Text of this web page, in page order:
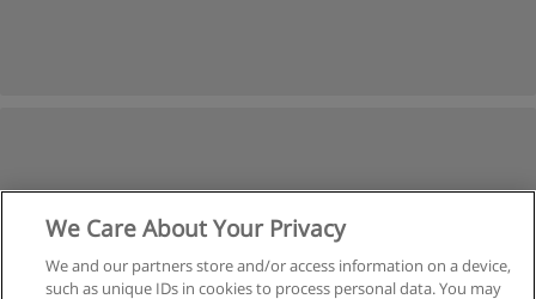
We Care About Your Privacy
We and our partners store and/or access information on a device,
such as unique IDs in cookies to process personal data. You may